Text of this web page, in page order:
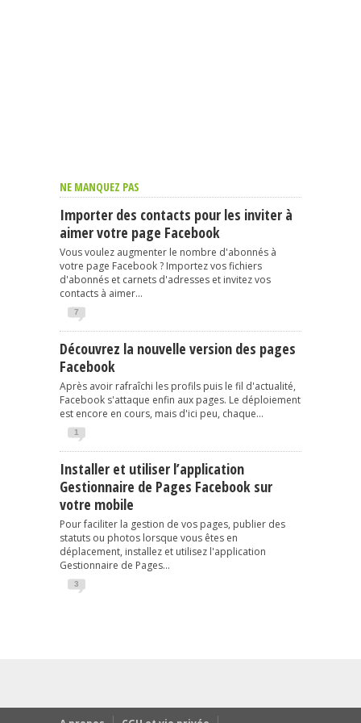
NE MANQUEZ PAS
Importer des contacts pour les inviter à
aimer votre page Facebook
Vous voulez augmenter le nombre d'abonnés à
votre page Facebook ? Importez vos fichiers
d'abonnés et carnets d'adresses et invitez vos
contacts à aimer...
7
Découvrez la nouvelle version des pages
Facebook
Après avoir rafraîchi les profils puis le fil d'actualité,
Facebook s'attaque enfin aux pages. Le déploiement
est encore en cours, mais d'ici peu, chaque...
1
Installer et utiliser l’application
Gestionnaire de Pages Facebook sur
votre mobile
Pour faciliter la gestion de vos pages, publier des
statuts ou photos lorsque vous êtes en
déplacement, installez et utilisez l'application
Gestionnaire de Pages...
3